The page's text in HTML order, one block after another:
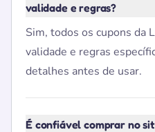
validade e regras?
Sim, todos os cupons da
validade e regras
detalhes antes de usar.
É confiável comprar no